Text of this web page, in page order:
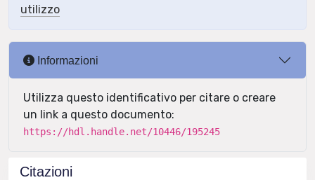
utilizzo
Informazioni
Utilizza questo identificativo per citare o creare
un link a questo documento:
https://hdl.handle.net/10446/195245
Citazioni